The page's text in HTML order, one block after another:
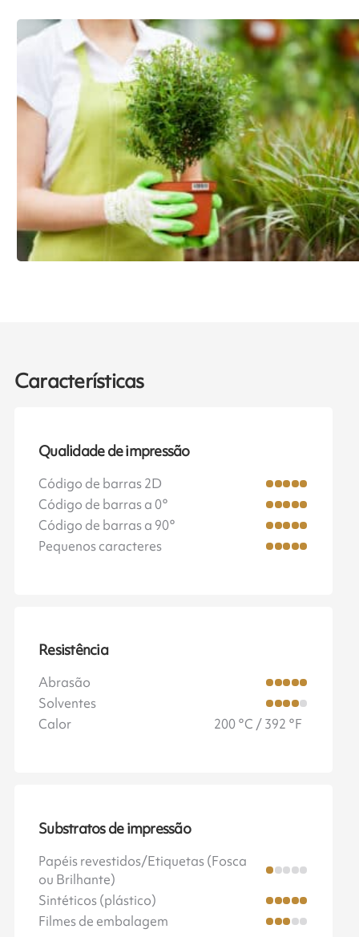
Características
Qualidade de impressão
Código de barras 2D
Código de barras a 0°
Código de barras a 90°
Pequenos caracteres
Resistência
Abrasão
Solventes
Calor
200 °C / 392 °F
Substratos de impressão
Papéis revestidos/Etiquetas (Fosca
ou Brilhante)
Sintéticos (plástico)
Filmes de embalagem